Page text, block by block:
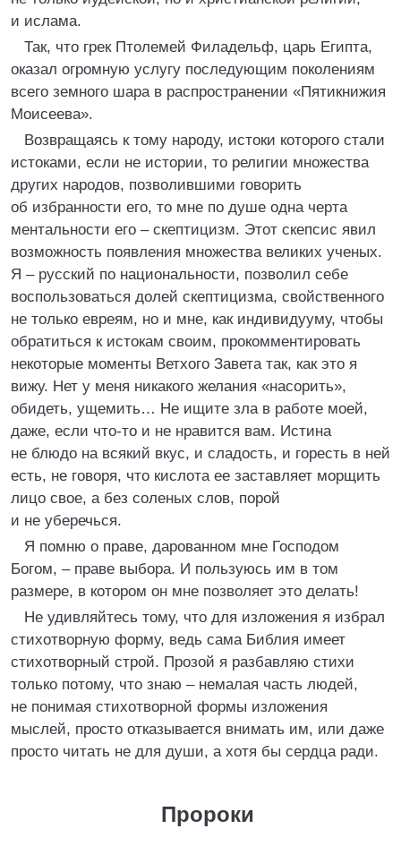
и ислама.
Так, что грек Птолемей Филадельф, царь Египта,
оказал огромную услугу последующим поколениям
всего земного шара в распространении «Пятикнижия
Моисеева».
Возвращаясь к тому народу, истоки которого стали
истоками, если не истории, то религии множества
других народов, позволившими говорить
об избранности его, то мне по душе одна черта
ментальности его – скептицизм. Этот скепсис явил
возможность появления множества великих ученых.
Я – русский по национальности, позволил себе
воспользоваться долей скептицизма, свойственного
не только евреям, но и мне, как индивидууму, чтобы
обратиться к истокам своим, прокомментировать
некоторые моменты Ветхого Завета так, как это я
вижу. Нет у меня никакого желания «насорить»,
обидеть, ущемить… Не ищите зла в работе моей,
даже, если что-то и не нравится вам. Истина
не блюдо на всякий вкус, и сладость, и горесть в ней
есть, не говоря, что кислота ее заставляет морщить
лицо свое, а без соленых слов, порой
и не уберечься.
Я помню о праве, дарованном мне Господом
Богом, – праве выбора. И пользуюсь им в том
размере, в котором он мне позволяет это делать!
Не удивляйтесь тому, что для изложения я избрал
стихотворную форму, ведь сама Библия имеет
стихотворный строй. Прозой я разбавляю стихи
только потому, что знаю – немалая часть людей,
не понимая стихотворной формы изложения
мыслей, просто отказывается внимать им, или даже
просто читать не для души, а хотя бы сердца ради.
Пророки